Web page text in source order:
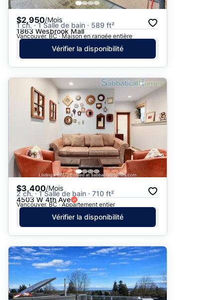
$2,950/Mois
1 ch. · 1 Salle de bain · 589 ft²
1863 Wesbrook Mall
Vancouver, BC · Maison en rangée entière
Vérifier la disponibilité
$3,400/Mois
2 ch. · 1 Salle de bain · 710 ft²
4503 W 4th Ave
Vancouver, BC · Appartement entier
Vérifier la disponibilité